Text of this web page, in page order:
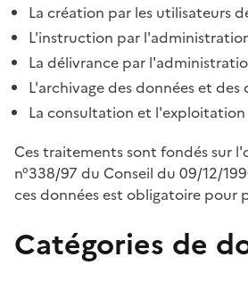
La création par les utilisateurs
L'instruction par
La délivrance par
L'archivage des données et des
La consultation et
Ces traitements sont fondés sur
n°338/97 du Conseil du 09/12/
ces données est obligatoire
Catégories de